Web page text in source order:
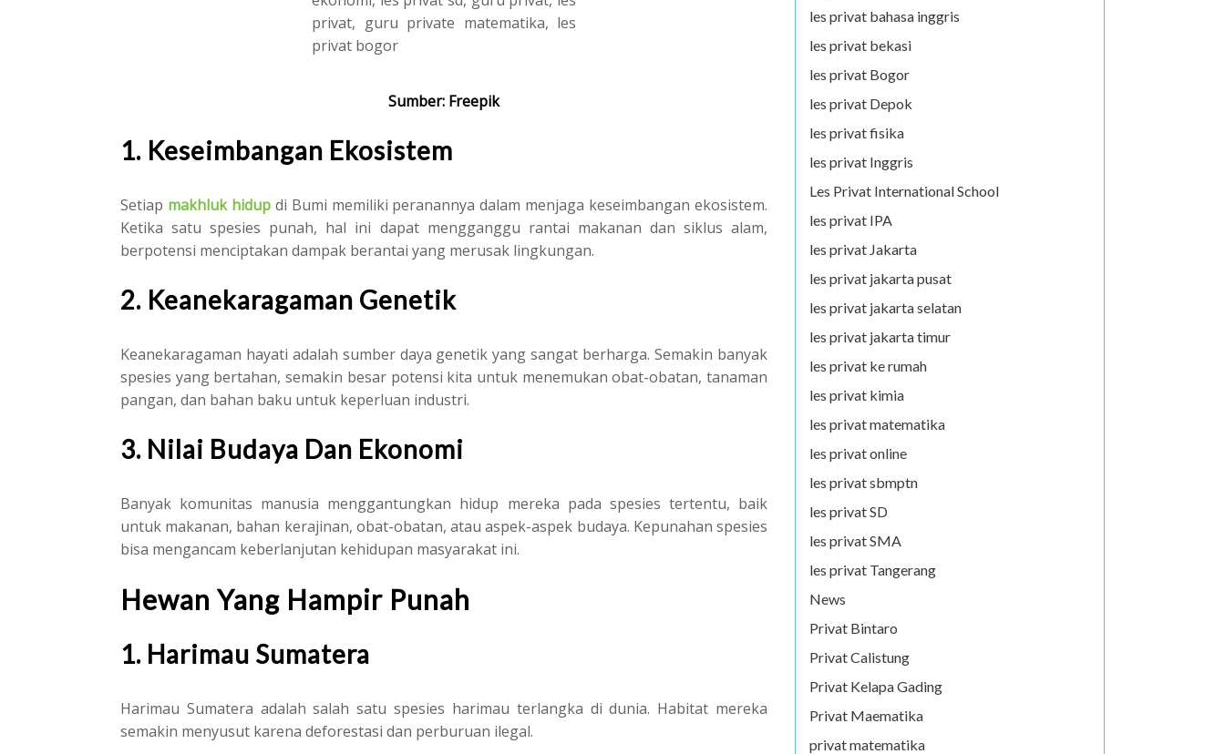
Sumber: Freepik
1. Keseimbangan Ekosistem
Setiap makhluk hidupdi Bumi memiliki peranannya dalam menjaga keseimbangan ekosistem.
Ketika satu spesies punah, hal ini dapat mengganggu rantai makanan dan siklus alam,
berpotensi menciptakan dampak berantai yang merusak lingkungan.
2. Keanekaragaman Genetik
Keanekaragaman hayati adalah sumber daya genetik yang sangat berharga. Semakin banyak
spesies yang bertahan, semakin besar potensi kita untuk menemukan obat-obatan, tanaman
pangan, dan bahan baku untuk keperluan industri.
3. Nilai Budaya Dan Ekonomi
Banyak komunitas manusia menggantungkan hidup mereka pada spesies tertentu, baik
untuk makanan, bahan kerajinan, obat-obatan, atau aspek-aspek budaya. Kepunahan spesies
bisa mengancam keberlanjutan kehidupan masyarakat ini.
Hewan Yang Hampir Punah
1. Harimau Sumatera
Harimau Sumatera adalah salah satu spesies harimau terlangka di dunia. Habitat mereka
semakin menyusut karena deforestasi dan perburuan ilegal.
les privat bahasa inggris
les privat bekasi
les privat Bogor
les privat Depok
les privat fisika
les privat Inggris
Les Privat International School
les privat IPA
les privat Jakarta
les privat jakarta pusat
les privat jakarta selatan
les privat jakarta timur
les privat ke rumah
les privat kimia
les privat matematika
les privat online
les privat sbmptn
les privat SD
les privat SMA
les privat Tangerang
News
Privat Bintaro
Privat Calistung
Privat Kelapa Gading
Privat Maematika
privat matematika